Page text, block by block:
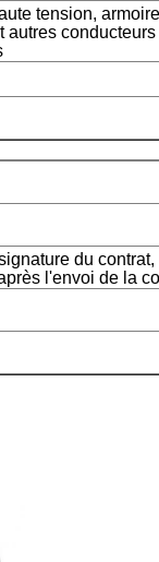
tension,
autres
du
l'envoi de la